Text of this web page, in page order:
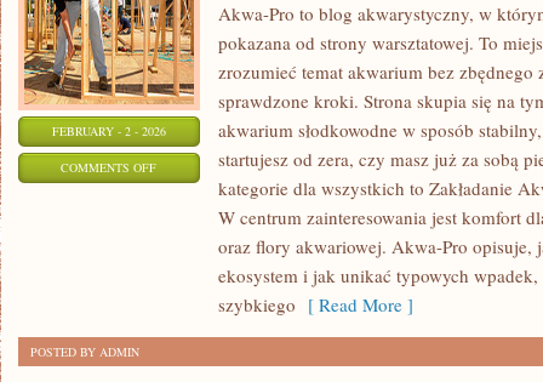
FEBRUARY - 2 - 2026
COMMENTS OFFON
AKWARIOWE
Akwa-Pro to blog akwarystyczny, w
pokazana od strony warsztatowej. To
zrozumieć temat akwarium bez zbędnego
sprawdzone kroki. Strona skupia się na
akwarium słodkowodne w sposób
startujesz od zera, czy masz już za sobą
kategorie dla wszystkich to Zakładanie
W centrum zainteresowania jest komfort
oraz flory akwariowej. Akwa-Pro opisuje,
ekosystem i jak unikać typowych
szybkiego [ Read More ]
POSTED BY ADMIN